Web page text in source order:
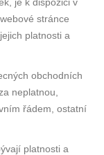
stránce
platnosti a
obchodních
neplatnou,
řádem, ostatní
platnosti a